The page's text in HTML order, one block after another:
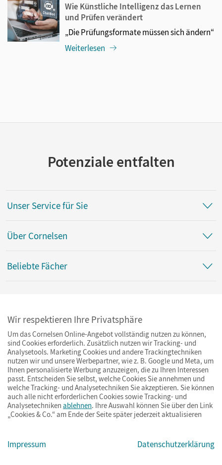
Wie Künstliche Intelligenz das Lernen
und Prüfen verändert
„Die Prüfungsformate müssen sich ändern“
Weiterlesen
Potenziale entfalten
Unser Service für Sie
Über Cornelsen
Beliebte Fächer
Rückgabe und Erstattung
Vertrag widerrufen
Newsletter abonnieren
Jetzt anmelden
Cornelsen bei
Wir respektieren Ihre Privatsphäre
Um das Cornelsen Online-Angebot vollständig nutzen zu können,
sind Cookies erforderlich. Zusätzlich nutzen wir Tracking- und
Analysetools. Marketing Cookies und andere Trackingtechniken
nutzen wir und unsere Werbepartner, wie z. B. Google und Meta, um
Ihnen personalisierte Werbung anzuzeigen, die zu Ihren Interessen
passt. Entscheiden Sie selbst, welche Cookies Sie annehmen und
welche Tracking- und Analysetechniken Sie akzeptieren. Sie können
auch alle nicht erforderlichen Cookies sowie Tracking- und
Analysetechniken ablehnen. Ihre Auswahl können Sie über den Link
„Cookies & Co.“ am Ende der Seite später jederzeit aktualisieren
Impressum Datenschutzerklärung